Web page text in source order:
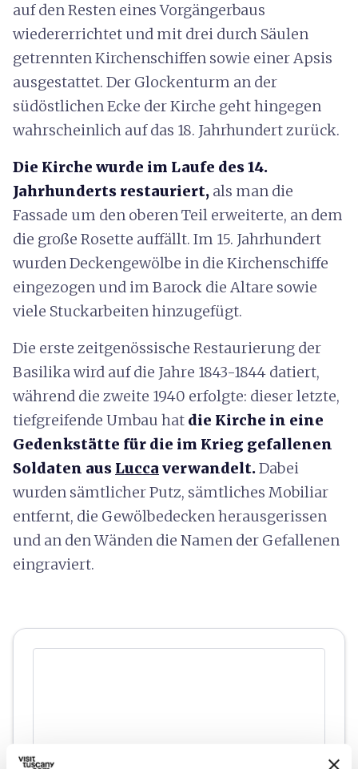
auf den Resten eines Vorgängerbaus
wiedererrichtet und mit drei durch Säulen
getrennten Kirchenschiffen sowie einer Apsis
ausgestattet. Der Glockenturm an der
südöstlichen Ecke der Kirche geht hingegen
wahrscheinlich auf das 18. Jahrhundert zurück.
Die Kirche wurde im Laufe des 14.
Jahrhunderts restauriert, als man die
Fassade um den oberen Teil erweiterte, an dem
die große Rosette auffällt. Im 15. Jahrhundert
wurden Deckengewölbe in die Kirchenschiffe
eingezogen und im Barock die Altare sowie
viele Stuckarbeiten hinzugefügt.
Die erste zeitgenössische Restaurierung der
Basilika wird auf die Jahre 1843-1844 datiert,
während die zweite 1940 erfolgte: dieser letzte,
tiefgreifende Umbau hat die Kirche in eine
Gedenkstätte für die im Krieg gefallenen
Soldaten aus Lucca verwandelt.Dabei
wurden sämtlicher Putz, sämtliches Mobiliar
entfernt, die Gewölbedecken herausgerissen
und an den Wänden die Namen der Gefallenen
eingraviert.